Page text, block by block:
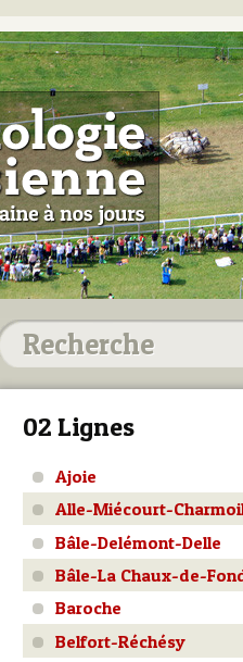
02 Lignes
Ajoie
Alle-Miécourt-
Bâle-Delémont-Delle
Bâle-La Chaux-de-
Baroche
Belfort-Réchésy